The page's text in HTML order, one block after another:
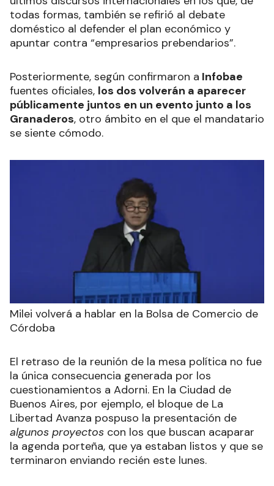
todas formas, también se refirió al debate
doméstico al defender el plan económico y
apuntar contra “empresarios prebendarios”.
Posteriormente, según confirmaron a Infobae
fuentes oficiales, los dos volverán a aparecer
públicamente juntos en un evento junto a los
Granaderos, otro ámbito en el que el mandatario
se siente cómodo.
Milei volverá a hablar en la Bolsa de Comercio de
Córdoba
El retraso de la reunión de la mesa política no fue
la única consecuencia generada por los
cuestionamientos a Adorni. En la Ciudad de
Buenos Aires, por ejemplo, el bloque de La
Libertad Avanza pospuso la presentación de
algunos proyectos con los que buscan acaparar
la agenda porteña, que ya estaban listos y que se
terminaron enviando recién este lunes.